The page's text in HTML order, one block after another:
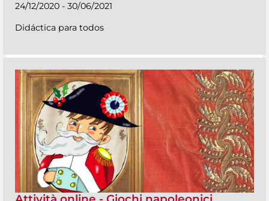
24/12/2020 - 30/06/2021
Didáctica para todos